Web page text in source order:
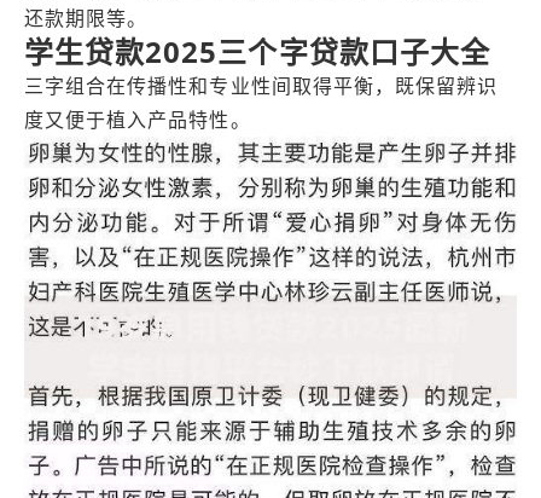
还款期限等。
学生贷款2025三个字贷款口子大全
三字组合在传播性和专业性间取得平衡，既保留辨识
度又便于植入产品特性。